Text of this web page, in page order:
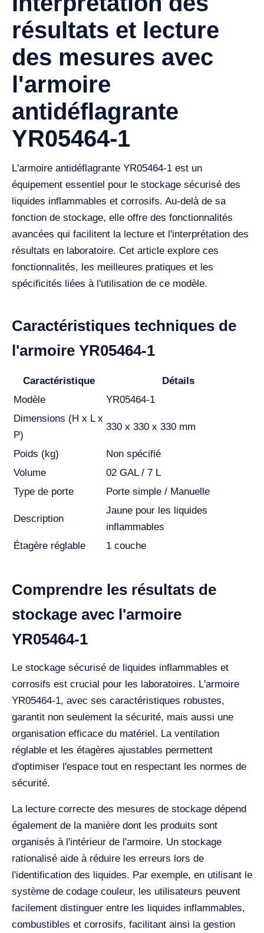
résultats et lecture
des mesures avec
l'armoire
antidéflagrante
YR05464-1
L'armoire antidéflagrante YR05464-1 est un
équipement essentiel pour le stockage sécurisé des
liquides inflammables et corrosifs. Au-delà de sa
fonction de stockage, elle offre des fonctionnalités
avancées qui facilitent la lecture et l'interprétation des
résultats en laboratoire. Cet article explore ces
fonctionnalités, les meilleures pratiques et les
spécificités liées à l'utilisation de ce modèle.
Caractéristiques techniques de
l'armoire YR05464-1
Caractéristique
Détails
Modèle
YR05464-1
Dimensions (H x L x
P)
330 x 330 x 330 mm
Poids (kg)
Non spécifié
Volume
02 GAL / 7 L
Type de porte
Porte simple / Manuelle
Description
Jaune pour les liquides
inflammables
Étagère réglable
1 couche
Comprendre les résultats de
stockage avec l'armoire
YR05464-1
Le stockage sécurisé de liquides inflammables et
corrosifs est crucial pour les laboratoires. L'armoire
YR05464-1, avec ses caractéristiques robustes,
garantit non seulement la sécurité, mais aussi une
organisation efficace du matériel. La ventilation
réglable et les étagères ajustables permettent
d'optimiser l'espace tout en respectant les normes de
sécurité.
La lecture correcte des mesures de stockage dépend
également de la manière dont les produits sont
organisés à l'intérieur de l'armoire. Un stockage
rationalisé aide à réduire les erreurs lors de
l'identification des liquides. Par exemple, en utilisant le
système de codage couleur, les utilisateurs peuvent
facilement distinguer entre les liquides inflammables,
combustibles et corrosifs, facilitant ainsi la gestion